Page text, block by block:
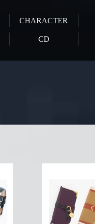
CHARACTER
CD